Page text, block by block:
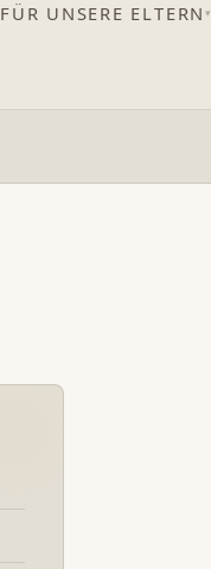
FÜR UNSERE ELTERN▾